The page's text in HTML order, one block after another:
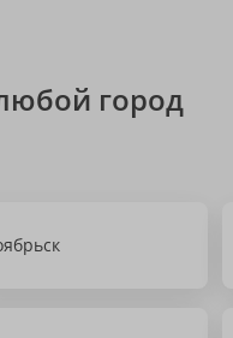
город